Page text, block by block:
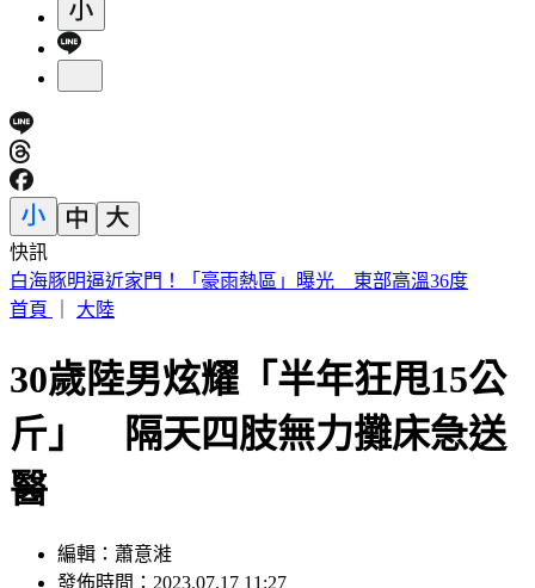
快訊
外傳石崇良辭衛福部長？政院回應了：無相關討論
首頁
大陸
30歲陸男炫耀「半年狂甩15公
斤」 隔天四肢無力攤床急送
醫
編輯：蕭意溎
發佈時間：2023.07.17 11:27